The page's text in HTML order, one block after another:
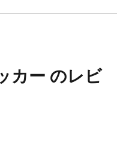
カー のレビ